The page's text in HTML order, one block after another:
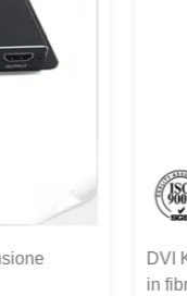
DVI
in